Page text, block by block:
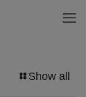
Show all